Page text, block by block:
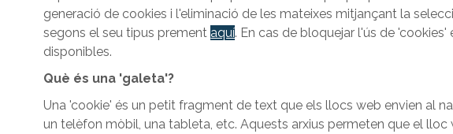
generació de cookies i l'eliminació de les mateixes mitjançant la
segons el seu tipus prement aquí. En cas de bloquejar l'ús de
disponibles.
Què és una 'galeta'?
Una 'cookie' és un petit fragment de text que els llocs web envien al
un telèfon mòbil, una tableta, etc. Aquests arxius permeten que el